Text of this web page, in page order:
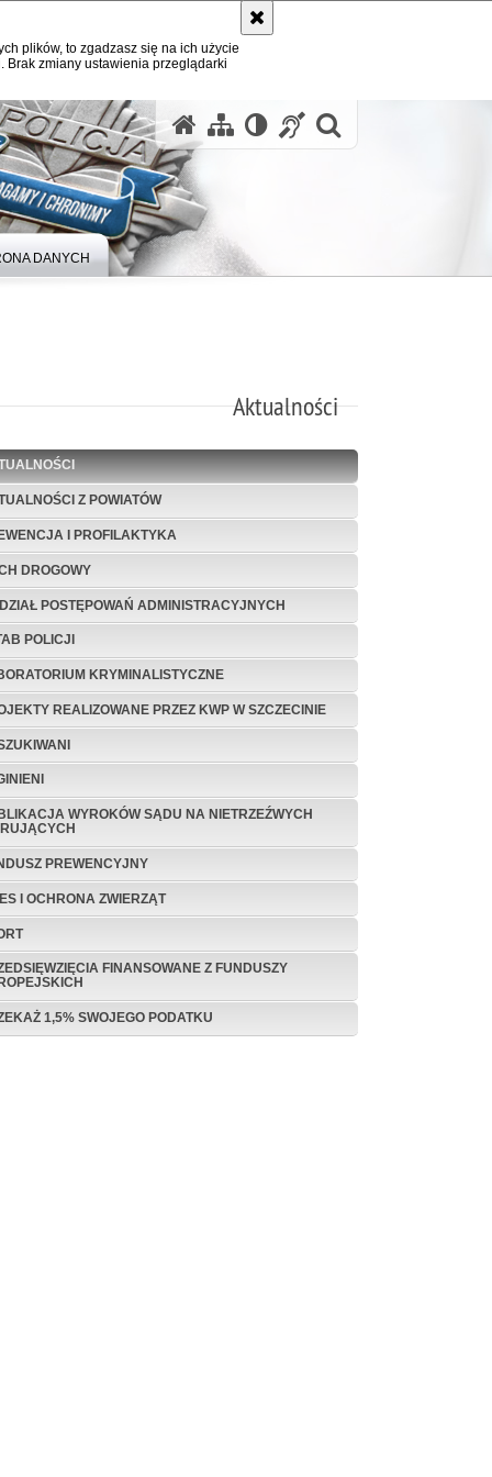
plików, to zgadzasz się na ich użycie
zmiany ustawienia przeglądarki
DANYCH
Aktualności
Z POWIATÓW
I PROFILAKTYKA
DROGOWY
POSTĘPOWAŃ ADMINISTRACYJNYCH
POLICJI
KRYMINALISTYCZNE
REALIZOWANE PRZEZ KWP W SZCZECINIE
WYROKÓW SĄDU NA NIETRZEŹWYCH
PREWENCYJNY
I OCHRONA ZWIERZĄT
FINANSOWANE Z FUNDUSZY
1,5% SWOJEGO PODATKU